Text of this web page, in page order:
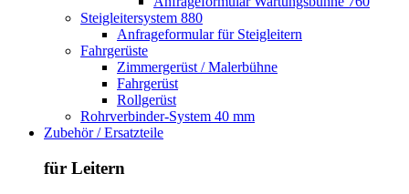
Steigleitersystem 880
Anfrageformular für Steigleitern
Fahrgerüste
Zimmergerüst / Malerbühne
Fahrgerüst
Rollgerüst
Rohrverbinder-System 40 mm
Zubehör / Ersatzteile
für Leitern